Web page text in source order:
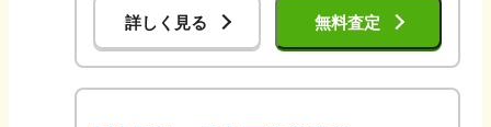
詳しく見る 無料査定